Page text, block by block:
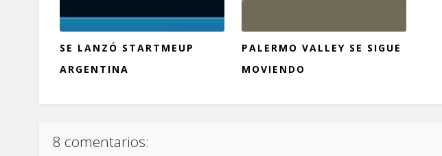
SE LANZÓ STARTMEUP
ARGENTINA
PALERMO VALLEY SE SIGUE
MOVIENDO
8 comentarios: